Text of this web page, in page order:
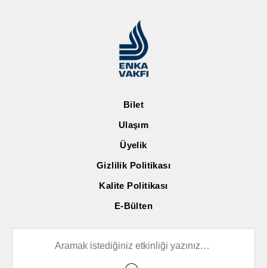
Bilet
Ulaşım
Üyelik
Gizlilik Politikası
Kalite Politikası
E-Bülten